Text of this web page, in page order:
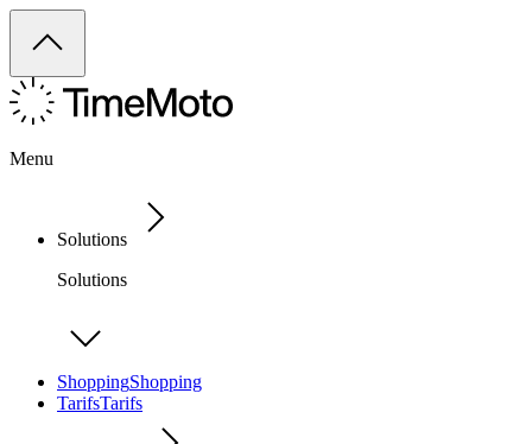
Menu
Solutions
Solutions
ShoppingShopping
TarifsTarifs